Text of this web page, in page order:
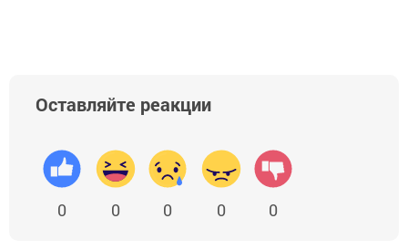
Оставляйте реакции
0 0 0 0 0